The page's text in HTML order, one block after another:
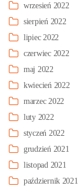
wrzesień 2022
sierpień 2022
lipiec 2022
czerwiec 2022
maj 2022
kwiecień 2022
marzec 2022
luty 2022
styczeń 2022
grudzień 2021
listopad 2021
październik 2021